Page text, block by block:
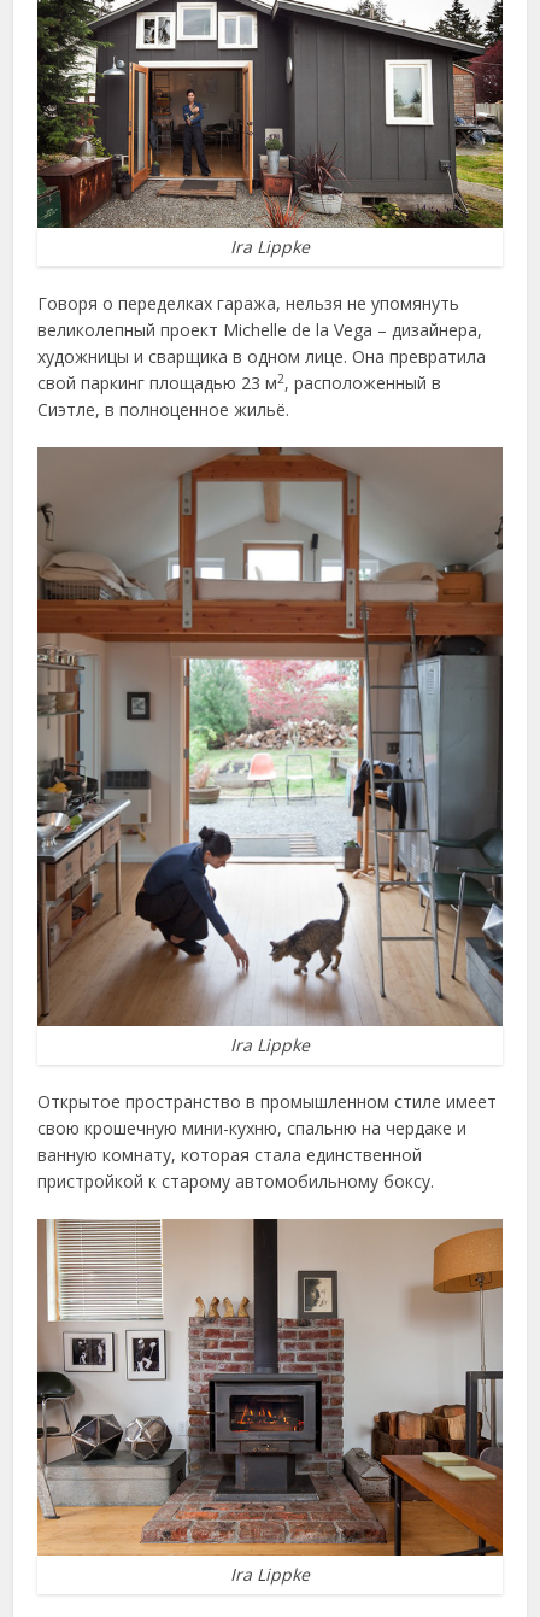
Ira Lippke
Говоря о переделках гаража, нельзя не упомянуть
великолепный проект Michelle de la Vega – дизайнера,
художницы и сварщика в одном лице. Она превратила
свой паркинг площадью 23 м2, расположенный в
Сиэтле, в полноценное жильё.
Ira Lippke
Открытое пространство в промышленном стиле имеет
свою крошечную мини-кухню, спальню на чердаке и
ванную комнату, которая стала единственной
пристройкой к старому автомобильному боксу.
Ira Lippke